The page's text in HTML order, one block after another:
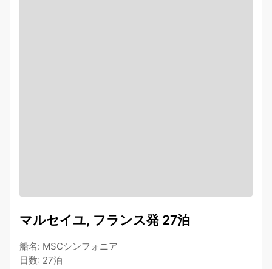
マルセイユ, フランス発 27泊
船名: MSCシンフォニア
日数: 27泊